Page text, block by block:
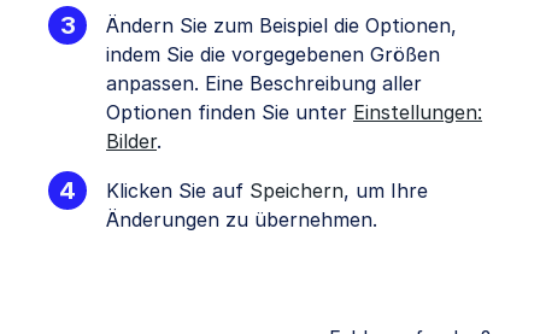
Ändern Sie zum Beispiel die Optionen,
indem Sie die vorgegebenen Größen
anpassen. Eine Beschreibung aller
Optionen finden Sie unter Einstellungen:
Bilder.
Klicken Sie auf Speichern, um Ihre
Änderungen zu übernehmen.